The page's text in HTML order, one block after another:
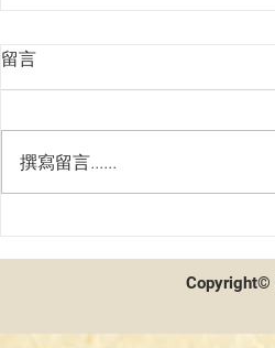
訪及牌組分享
留言
撰寫留言......
Copyright©